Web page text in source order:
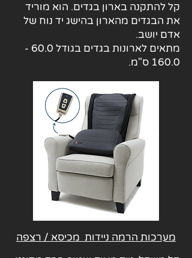
קל להתקנה בארון בגדים. הוא מוריד
את הבגדים מהארון בהישג יד נוח של
אדם יושב.
מתאים לארונות בגדים בגודל
60.0 -
160.0 ס"מ.
מערכות הרמה ניידות מכיסא / רצפה